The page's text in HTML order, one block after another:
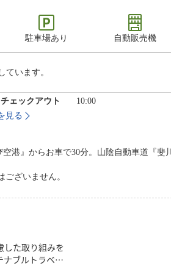
駐車場あり 自動販売機
ています。
チェックアウト
10:00
見る
港』からお車で30分。山陰自動車道『斐川
ざいません。
した取り組みを
ナブルトラベル